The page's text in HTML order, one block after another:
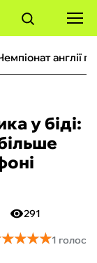
чемпіонат англії
у біді:
291
★★★★
★★★★1 голос